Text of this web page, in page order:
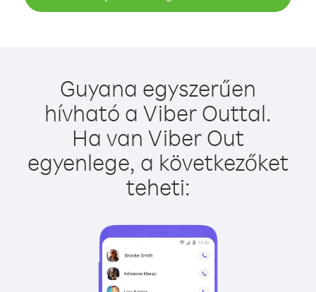
Guyana egyszerűen
hívható a Viber Outtal.
Ha van Viber Out
egyenlege, a következőket
teheti: